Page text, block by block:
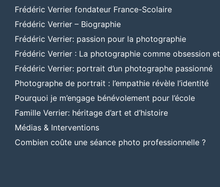
Frédéric Verrier fondateur France-Scolaire
Frédéric Verrier – Biographie
Frédéric Verrier: passion pour la photographie
Frédéric Verrier : La photographie comme obsession
Frédéric Verrier: portrait d’un photographe passionné
Photographe de portrait : l’empathie révèle l’identité
Pourquoi je m’engage bénévolement pour l’école
Famille Verrier: héritage d’art et d’histoire
Médias & Interventions
Combien coûte une séance photo professionnelle ?